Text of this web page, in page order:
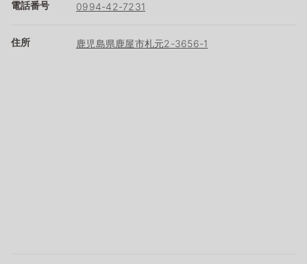
電話番号 0994-42-7231
住所 鹿児島県鹿屋市札元2-3656-1